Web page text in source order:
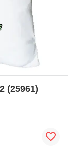
(25961)